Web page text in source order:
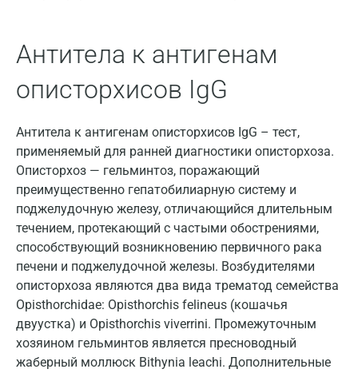
Антитела к антигенам
описторхисов IgG
Антитела к антигенам описторхисов IgG – тест,
применяемый для ранней диагностики описторхоза.
Описторхоз — гельминтоз, поражающий
преимущественно гепатобилиарную систему и
поджелудочную железу, отличающийся длительным
течением, протекающий с частыми обострениями,
способствующий возникновению первичного рака
печени и поджелудочной железы. Возбудителями
описторхоза являются два вида трематод семейства
Opisthorchidae: Opisthorchis felineus (кошачья
двуустка) и Opisthorchis viverrini. Промежуточным
хозяином гельминтов является пресноводный
жаберный моллюск Bithynia leachi. Дополнительные
Волжский
Вологда
Воронеж
Всеволожск
Гатчина
Геленджик
Голубое
Дзержинск
Дзержинский